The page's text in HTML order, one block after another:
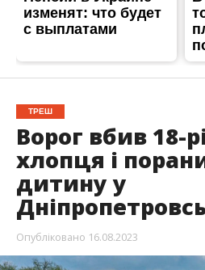
ТРЕШ
Ворог вбив 18-
хлопця і
дитину у
Опубліковано 16.08.2023